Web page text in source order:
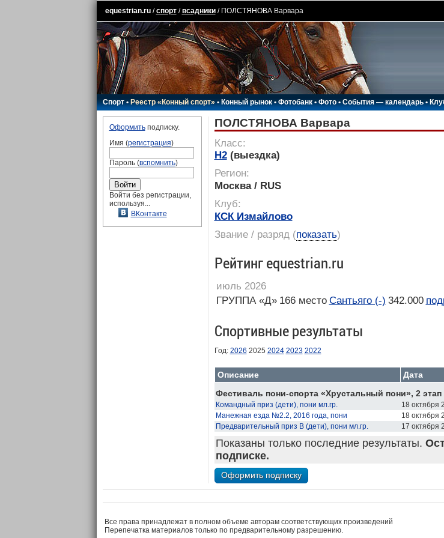
equestrian.ru/спорт/всадники/ ПОЛСТЯНОВА Варвара
Спорт•Реестр «Конный спорт»•Конный рынок•Фотобанк •Фото•События — календарь•
Оформитьподписку.
Имя (регистрация)
Пароль (вспомнить)
Войти без регистрации,
используя...
ВКонтакте
ПОЛСТЯНОВА Варвара
Класс:
H2(выездка)
Регион:
Москва / RUS
Клуб:
КСК Измайлово
Звание / разряд(показать)
Рейтинг equestrian.ru
июль 2026
ГРУППА «Д» 166 место Сантьяго (-) 342.000
Спортивные результаты
Год: 2026 2025 2024 2023 2022
Описание Дата
Фестиваль пони-спорта «Хрустальный пони», 2 этап
Командный приз (дети), пони мл.гр. 18 октября
Манежная езда №2.2, 2016 года, пони
18 октября
Предварительный приз В (дети), пони мл.гр.
17 октября
Показаны только последние результаты.
подписке.
Все права принадлежат в полном объеме авторам соответствующих произведений
Перепечатка материалов только по предварительному разрешению.